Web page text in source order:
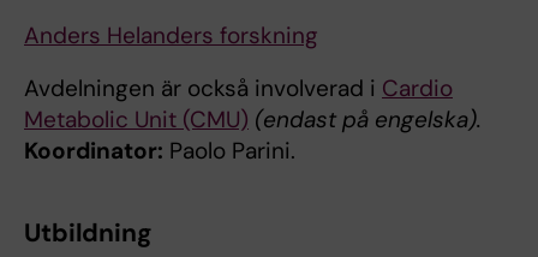
Anders Helanders forskning
Avdelningen är också involverad i Cardio
Metabolic Unit (CMU) (endast på engelska).
Koordinator: Paolo Parini.
Utbildning